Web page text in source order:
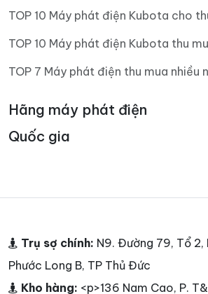
TOP 10 Máy phát điện Kubota cho
TOP 10 Máy phát điện Kubota thu
TOP 7 Máy phát điện thu mua nhiều
Hãng máy phát điện
Quốc gia
Trụ sợ chính: N9. Đường 79, Tổ 2,
Phước Long B, TP Thủ Đức
Kho hàng: <p>136 Nam Cao, P.